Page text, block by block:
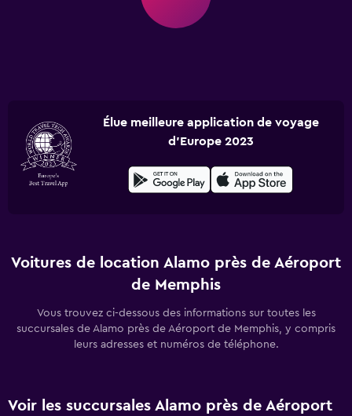
Élue meilleure application de voyage
d'Europe 2023
Voitures de location Alamo près de Aéroport
de Memphis
Vous trouvez ci-dessous des informations sur toutes les
succursales de Alamo près de Aéroport de Memphis, y compris
leurs adresses et numéros de téléphone.
Voir les succursales Alamo près de Aéroport